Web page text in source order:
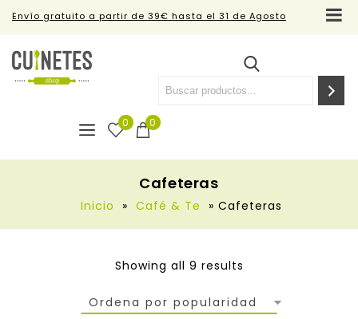
Envío gratuito a partir de 39€ hasta el 31 de Agosto
0
0
Cafeteras
Inicio » Café & Te » Cafeteras
Showing all 9 results
Ordena por popularidad